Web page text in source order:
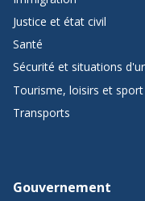
Justice et état civil
Santé
Sécurité et situations
Tourisme, loisirs et sport
Transports
Gouvernement